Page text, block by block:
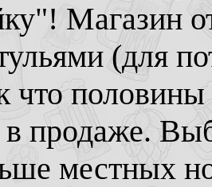
Магазин
(для
что
в продаже.
местных